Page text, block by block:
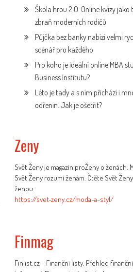
Škola hrou 2.0: Online kvízy jako
zbraň moderních rodičů
Půjčka bez banky nabízí velmi
scénář pro každého
Pro koho je ideální online MBA
Business Institutu?
Léto je tady a s ním přichází i
odřenin. Jak je ošetřit?
Zeny
Svět Ženy je magazín proŽeny o ženách.
Svět Ženy rozumí ženám. Čtěte Svět
ženou.
https://svet-zeny.cz/moda-a-styl/
Finmag
Finlist.cz – Finanční listy. Přehled